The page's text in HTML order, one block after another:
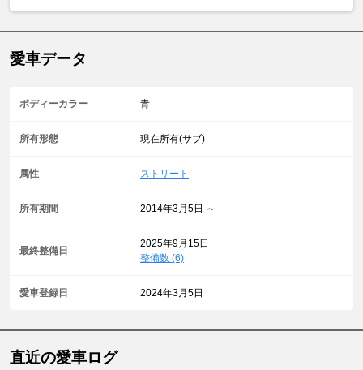
愛車データ
ボディーカラー 青
所有形態 現在所有(サブ)
属性 ストリート
所有期間 2014年3月5日 ～
最終整備日
2025年9月15日
整備数 (6)
愛車登録日 2024年3月5日
直近の愛車ログ